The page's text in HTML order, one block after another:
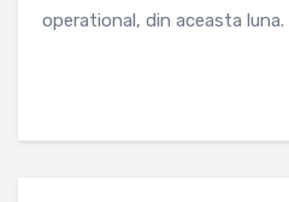
operational, din aceasta luna.